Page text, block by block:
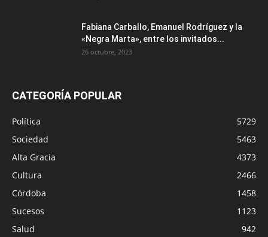
Fabiana Carballo, Emanuel Rodríguez y la
«Negra Marta», entre los invitados...
26 octubre, 2023
CATEGORÍA POPULAR
Política
5729
Sociedad
5463
Alta Gracia
4373
Cultura
2466
Córdoba
1458
Sucesos
1123
Salud
942